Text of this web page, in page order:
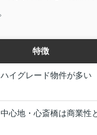
特徴
イグレード物件が多い
心地・心斎橋は商業性